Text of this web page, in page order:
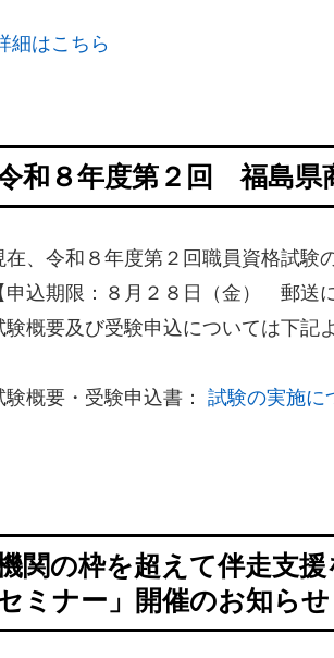
細はこちら
和８年度第２回 福島県
在、令和８年度第２回職員資格試験
申込期限：８月２８日（金） 郵送
験概要及び受験申込については下記
験概要・受験申込書： 試験の実施に
関の枠を超えて伴走支
ミナー」開催のお知ら